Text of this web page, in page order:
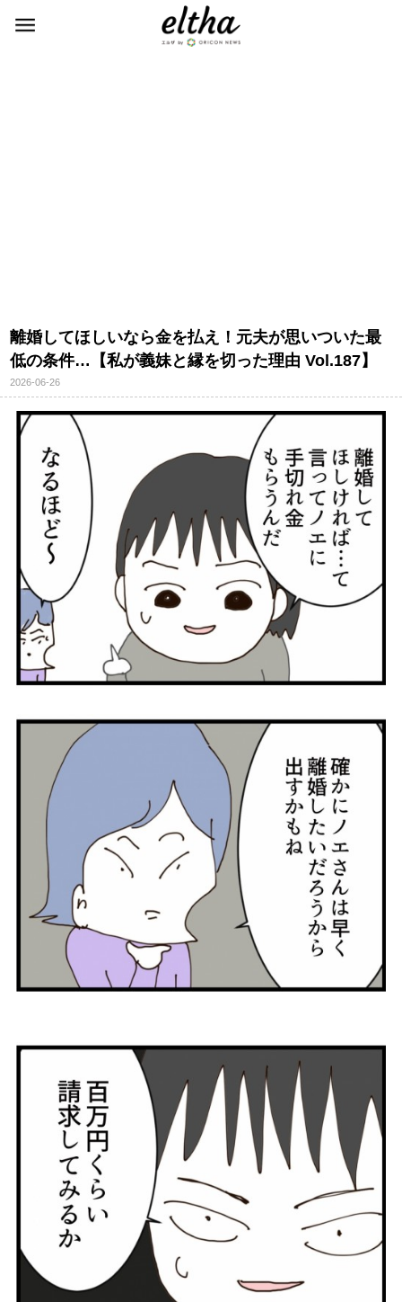
離婚してほしいなら金を払え！元夫が思いついた最
低の条件…【私が義妹と縁を切った理由 Vol.187】
2026-06-26